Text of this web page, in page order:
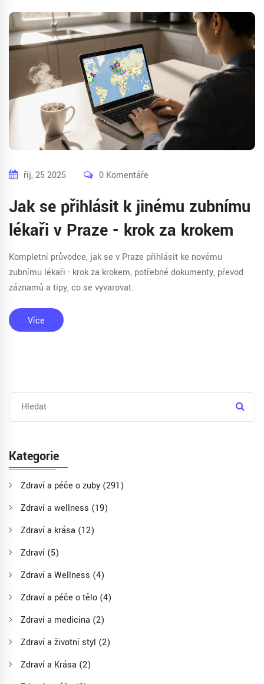
říj, 25 2025 0 Komentáře
Jak se přihlásit k jinému zubnímu
lékaři v Praze - krok za krokem
Kompletní průvodce, jak se v Praze přihlásit ke novému
zubnímu lékaři - krok za krokem, potřebné dokumenty, převod
záznamů a tipy, co se vyvarovat.
Více
Kategorie
Zdraví a péče o zuby (291)
Zdraví a wellness (19)
Zdraví a krása (12)
Zdraví (5)
Zdraví a Wellness (4)
Zdraví a péče o tělo (4)
Zdraví a medicína (2)
Zdraví a životní styl (2)
Zdraví a Krása (2)